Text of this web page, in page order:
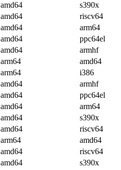
amd64
s390x
amd64
riscv64
amd64
arm64
amd64
ppc64el
amd64
armhf
arm64
amd64
arm64
i386
amd64
armhf
amd64
ppc64el
amd64
arm64
amd64
s390x
amd64
riscv64
arm64
amd64
amd64
riscv64
amd64
s390x